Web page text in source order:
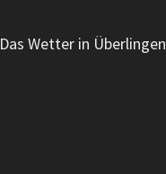
Das Wetter in Überlingen